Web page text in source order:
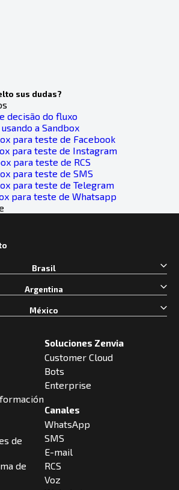
sus dudas?
decisão do fluxo
a Sandbox
para teste de Facebook
para teste de Instagram
para teste de RCS
para teste de SMS
para teste de Telegram
para teste de Whatsapp
de
de
Soluciones Zenvia
Customer Cloud
Bots
Enterprise
Canales
WhatsApp
SMS
E-mail
RCS
Voz
Brasil
Argentina
México